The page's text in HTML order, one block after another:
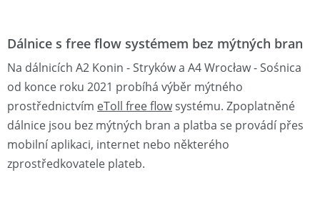
Dálnice s free flow systémem bez mýtných bran
Na dálnicích A2 Konin - Stryków a A4 Wrocław - Sośnica
od konce roku 2021 probíhá výběr mýtného
prostřednictvím eToll free flowsystému. Zpoplatněné
dálnice jsou bez mýtných bran a platba se provádí přes
mobilní aplikaci, internet nebo některého
zprostředkovatele plateb.